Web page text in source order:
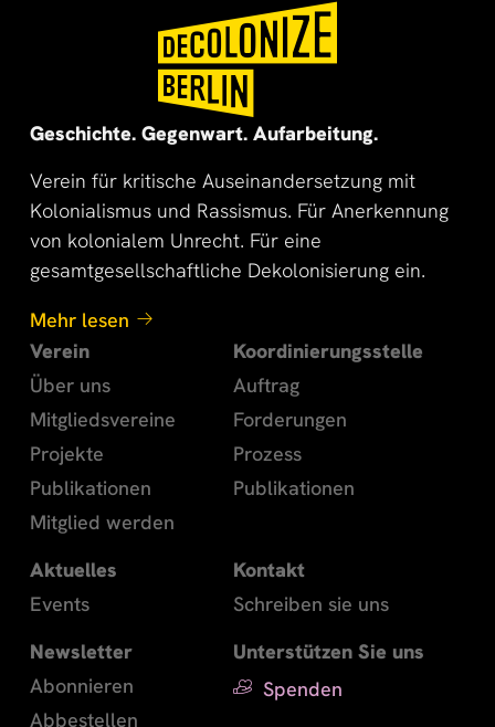
🌍
🌞
Geschichte. Gegenwart. Aufarbeitung.
Verein für kritische Auseinandersetzung mit
Kolonialismus und Rassismus. Für Anerkennung
von kolonialem Unrecht. Für eine
gesamtgesellschaftliche Dekolonisierung ein.
Mehr lesen
Verein
Über uns
Mitgliedsvereine
Projekte
Publikationen
Mitglied werden
Koordinierungsstelle
Auftrag
Forderungen
Prozess
Publikationen
Aktuelles
Events
Kontakt
Schreiben sie uns
Newsletter
Abonnieren
Abbestellen
Unterstützen Sie uns
Spenden